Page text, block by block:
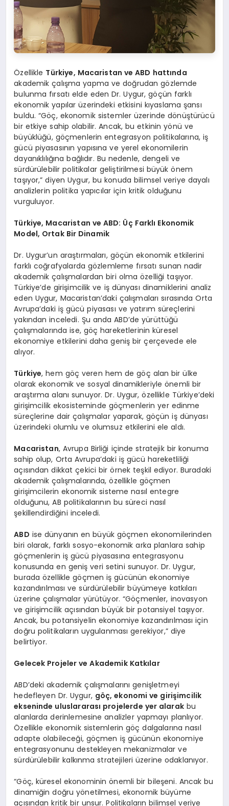
Özellikle Türkiye, Macaristan ve ABD hattında
akademik çalışma yapma ve doğrudan gözlemde
bulunma fırsatı elde eden Dr. Uygur, göçün farklı
ekonomik yapılar üzerindeki etkisini kıyaslama şansı
buldu. “Göç, ekonomik sistemler üzerinde dönüştürücü
bir etkiye sahip olabilir. Ancak, bu etkinin yönü ve
büyüklüğü, göçmenlerin entegrasyon politikalarına, iş
gücü piyasasının yapısına ve yerel ekonomilerin
dayanıklılığına bağlıdır. Bu nedenle, dengeli ve
sürdürülebilir politikalar geliştirilmesi büyük önem
taşıyor,” diyen Uygur, bu konuda bilimsel veriye dayalı
analizlerin politika yapıcılar için kritik olduğunu
vurguluyor.
Türkiye, Macaristan ve ABD: Üç Farklı Ekonomik
Model, Ortak Bir Dinamik
Dr. Uygur’un araştırmaları, göçün ekonomik etkilerini
farklı coğrafyalarda gözlemleme fırsatı sunan nadir
akademik çalışmalardan biri olma özelliği taşıyor.
Türkiye’de girişimcilik ve iş dünyası dinamiklerini analiz
eden Uygur, Macaristan’daki çalışmaları sırasında Orta
Avrupa’daki iş gücü piyasası ve yatırım süreçlerini
yakından inceledi. Şu anda ABD’de yürüttüğü
çalışmalarında ise, göç hareketlerinin küresel
ekonomiye etkilerini daha geniş bir çerçevede ele
alıyor.
Türkiye, hem göç veren hem de göç alan bir ülke
olarak ekonomik ve sosyal dinamikleriyle önemli bir
araştırma alanı sunuyor. Dr. Uygur, özellikle Türkiye’deki
girişimcilik ekosisteminde göçmenlerin yer edinme
süreçlerine dair çalışmalar yaparak, göçün iş dünyası
üzerindeki olumlu ve olumsuz etkilerini ele aldı.
Macaristan, Avrupa Birliği içinde stratejik bir konuma
sahip olup, Orta Avrupa’daki iş gücü hareketliliği
açısından dikkat çekici bir örnek teşkil ediyor. Buradaki
akademik çalışmalarında, özellikle göçmen
girişimcilerin ekonomik sisteme nasıl entegre
olduğunu, AB politikalarının bu süreci nasıl
şekillendirdiğini inceledi.
ABD ise dünyanın en büyük göçmen ekonomilerinden
biri olarak, farklı sosyo-ekonomik arka planlara sahip
göçmenlerin iş gücü piyasasına entegrasyonu
konusunda en geniş veri setini sunuyor. Dr. Uygur,
burada özellikle göçmen iş gücünün ekonomiye
kazandırılması ve sürdürülebilir büyümeye katkıları
üzerine çalışmalar yürütüyor. “Göçmenler, inovasyon
ve girişimcilik açısından büyük bir potansiyel taşıyor.
Ancak, bu potansiyelin ekonomiye kazandırılması için
doğru politikaların uygulanması gerekiyor,” diye
belirtiyor.
Gelecek Projeler ve Akademik Katkılar
ABD’deki akademik çalışmalarını genişletmeyi
hedefleyen Dr. Uygur, göç, ekonomi ve girişimcilik
ekseninde uluslararası projelerde yer alarakbu
alanlarda derinlemesine analizler yapmayı planlıyor.
Özellikle ekonomik sistemlerin göç dalgalarına nasıl
adapte olabileceği, göçmen iş gücünün ekonomiye
entegrasyonunu destekleyen mekanizmalar ve
sürdürülebilir kalkınma stratejileri üzerine odaklanıyor.
“Göç, küresel ekonominin önemli bir bileşeni. Ancak bu
dinamiğin doğru yönetilmesi, ekonomik büyüme
açısından kritik bir unsur. Politikaların bilimsel veriye